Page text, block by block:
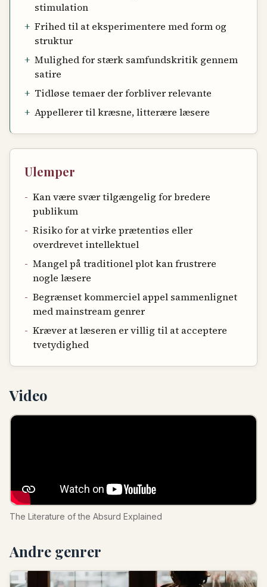
stimulation
+ Frihed til at eksperimentere med form og
struktur
+ Mulighed for stærk samfundskritik gennem
satire
+ Tidløse temaer der forbliver relevante
+ Appellerer til kræsne, litterære læsere
Ulemper
- Kan være svær tilgængelig for bredere
publikum
- Risiko for at virke prætentiøs eller
overdrevet intellektuel
- Mangel på traditionel plot kan frustrere
nogle læsere
- Begrænset kommerciel appel sammenlignet
med mainstream genrer
- Kræver at læseren er villig til at acceptere
tvetydighed
Video
The Literature of the Absurd Explained
Andre genrer